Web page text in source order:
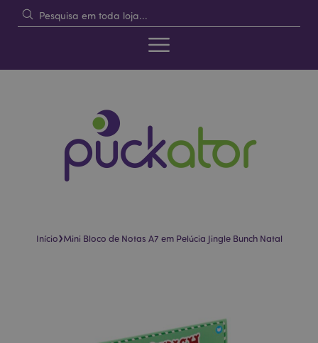
Início›Mini Bloco de Notas A7 em Pelúcia Jingle Bunch Natal